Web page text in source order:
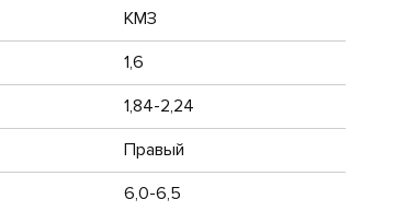
КМЗ
1,6
1,84-2,24
Правый
6,0-6,5